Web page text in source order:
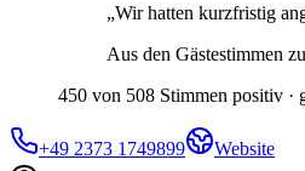
„Wir hatten kurzfristig
Aus den Gästestimmen
450 von 508 Stimmen positiv ·
+49 2373 1749899 Website